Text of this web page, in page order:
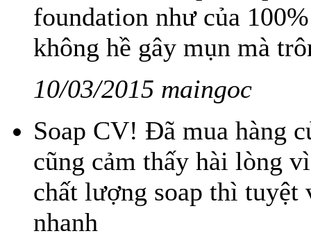
foundation như của
không hề gây mụn mà
10/03/2015 maingoc
Soap CV! Đã mua hàng
cũng cảm thấy hài lòng
chất lượng soap thì tuyệt
nhanh